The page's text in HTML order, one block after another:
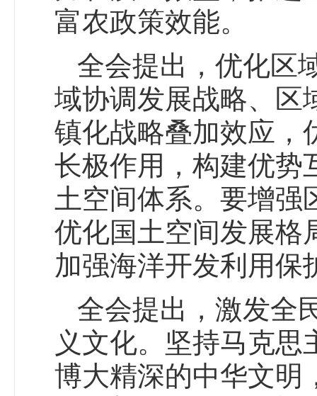
富农政策效能。
全会提出，优化区
域协调发展战略、区
镇化战略叠加效应，
长极作用，构建优势
土空间体系。要增强
优化国土空间发展格
加强海洋开发利用保
全会提出，激发全
义文化。坚持马克
博大精深的中华文明